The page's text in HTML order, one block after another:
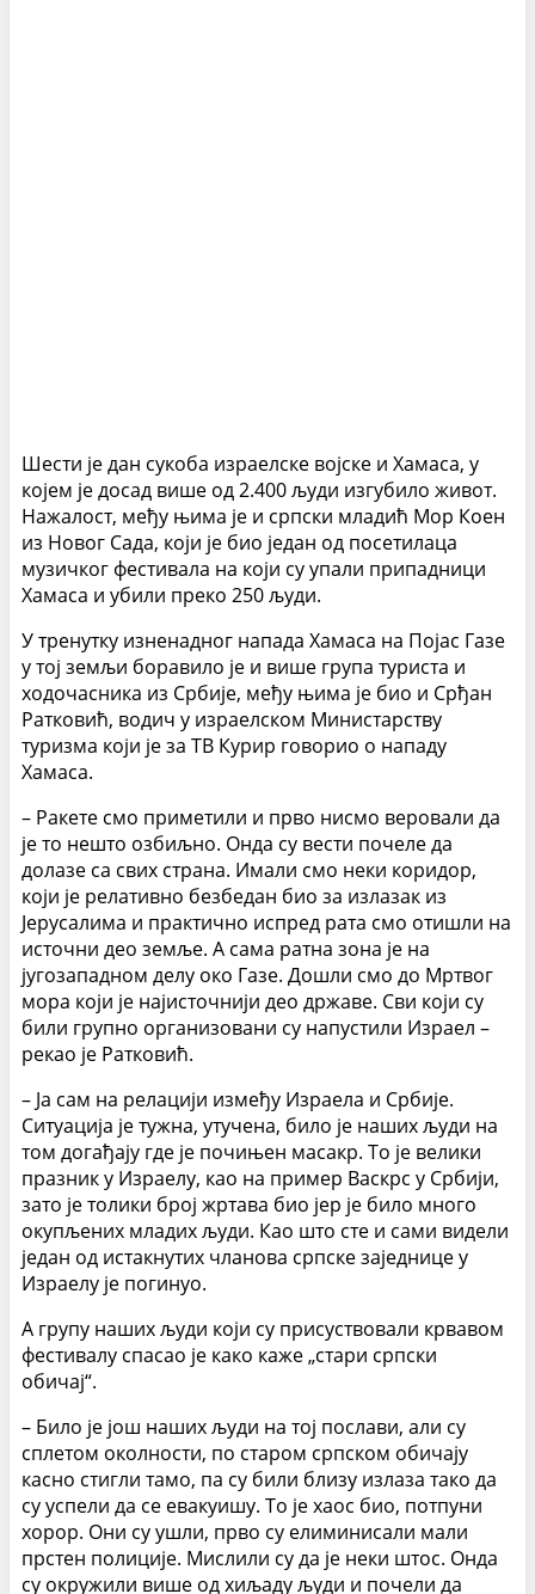
Шести је дан сукоба израелске војске и Хамаса, у
којем је досад више од 2.400 људи изгубило живот.
Нажалост, међу њима је и српски младић Мор Коен
из Новог Сада, који је био један од посетилаца
музичког фестивала на који су упали припадници
Хамаса и убили преко 250 људи.
У тренутку изненадног напада Хамаса на Појас Газе
у тој земљи боравило је и више група туриста и
ходочасника из Србије, међу њима је био и Срђан
Ратковић, водич у израелском Министарству
туризма који је за ТВ Курир говорио о нападу
Хамаса.
– Ракете смо приметили и прво нисмо веровали да
је то нешто озбиљно. Онда су вести почеле да
долазе са свих страна. Имали смо неки коридор,
који је релативно безбедан био за излазак из
Јерусалима и практично испред рата смо отишли на
источни део земље. А сама ратна зона је на
југозападном делу око Газе. Дошли смо до Мртвог
мора који је најисточнији део државе. Сви који су
били групно организовани су напустили Израел –
рекао је Ратковић.
– Ја сам на релацији између Израела и Србије.
Ситуација је тужна, утучена, било је наших људи на
том догађају где је почињен масакр. То је велики
празник у Израелу, као на пример Васкрс у Србији,
зато је толики број жртава био јер је било много
окупљених младих људи. Као што сте и сами видели
један од истакнутих чланова српске заједнице у
Израелу је погинуо.
А групу наших људи који су присуствовали крвавом
фестивалу спасао је како каже „стари српски
обичај“.
– Било је још наших људи на тој послави, али су
сплетом околности, по старом српском обичају
касно стигли тамо, па су били близу излаза тако да
су успели да се евакуишу. То је хаос био, потпуни
хорор. Они су ушли, прво су елиминисали мали
прстен полиције. Мислили су да је неки штос. Онда
су окружили више од хиљаду људи и почели да